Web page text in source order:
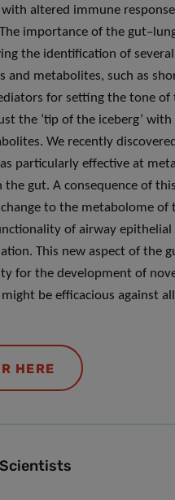
altered immune
importance of the
the identification of
and metabolites, such as
for setting the tone of
the ‘tip of the iceberg’
We recently
particularly effective at
gut. A consequence of this
to the metabolome of
of airway epithelial
This new aspect of the
for the development of
be efficacious against
HERE